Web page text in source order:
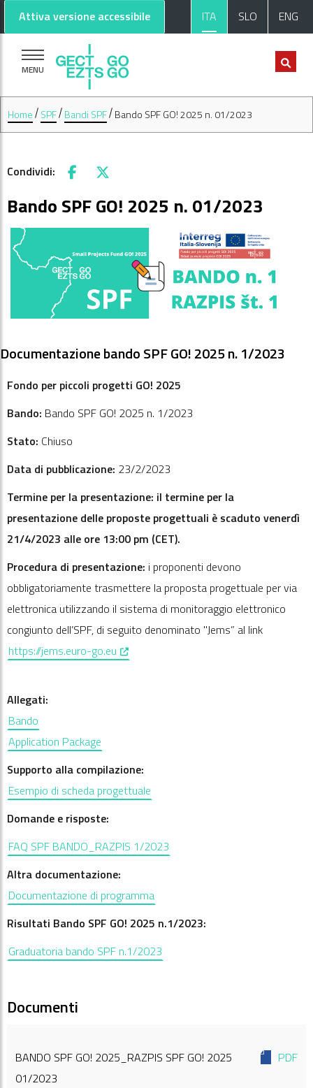
Vai al contenuto principale
Vai al footer
Attiva versione accessibile ITA SLO ENG
MENU
Home SPF Bandi SPF Bando SPF GO! 2025 n. 01/2023
Condividi: Facebook
X
Bando SPF GO! 2025 n. 01/2023
Documentazione bando SPF GO! 2025 n. 1/2023
Fondo per piccoli progetti GO! 2025
Bando: Bando SPF GO! 2025 n. 1/2023
Stato: Chiuso
Data di pubblicazione: 23/2/2023
Termine per la presentazione: il termine per la
presentazione delle proposte progettuali è scaduto venerdì
21/4/2023 alle ore 13:00 pm (CET).
Procedura di presentazione: i proponenti devono
obbligatoriamente trasmettere la proposta progettuale per via
elettronica utilizzando il sistema di monitoraggio elettronico
congiunto dell’SPF, di seguito denominato "Jems” al link
https://jems.euro-go.eu , opens in a new window
Allegati:
Bando
Application Package
Supporto alla compilazione:
Esempio di scheda progettuale
Domande e risposte:
FAQ SPF BANDO_RAZPIS 1/2023
Altra documentazione:
Documentazione di programma
Risultati Bando SPF GO! 2025 n.1/2023:
Graduatoria bando SPF n.1/2023
Documenti
BANDO SPF GO! 2025_RAZPIS SPF GO! 2025
01/2023
PDF